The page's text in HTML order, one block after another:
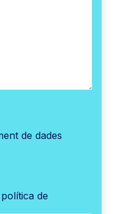
de dades
de